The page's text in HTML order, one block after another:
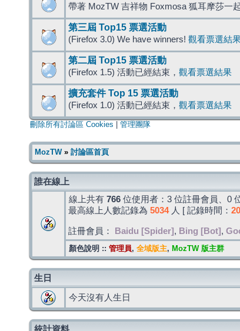
帶著 MozTW 吉祥物 Foxmosa 狐耳摩莎一
第三屆 Top15 票選活動
(Firefox 3.0) We have winners! 觀看票選結
第二屆 Top15 票選活動
(Firefox 1.5) 活動已經結束， 觀看票選結果
擴充套件 Top 15 票選活動
(Firefox 1.0) 活動已經結束， 觀看票選結果
刪除所有討論區 Cookies 管理團隊
MozTW» 討論區首頁
誰在線上
線上共有 766 位使用者：3 位註冊會員、0
最高線上人數記錄為 5034人 [ 記錄時間：
註冊會員： Baidu [Spider] , Bing [Bot] ,
顏色說明 :: 管理員, 全域版主, MozTW 版主群
生日
今天沒有人生日